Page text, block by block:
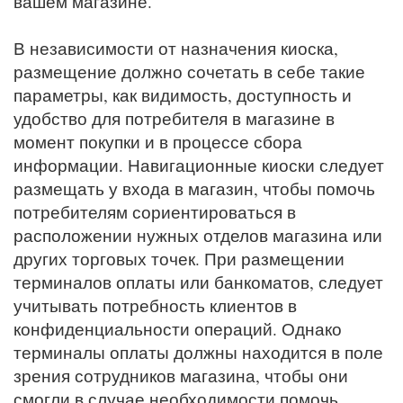
В независимости от назначения киоска,
размещение должно сочетать в себе такие
параметры, как видимость, доступность и
удобство для потребителя в магазине в
момент покупки и в процессе сбора
информации. Навигационные киоски следует
размещать у входа в магазин, чтобы помочь
потребителям сориентироваться в
расположении нужных отделов магазина или
других торговых точек. При размещении
терминалов оплаты или банкоматов, следует
учитывать потребность клиентов в
конфиденциальности операций. Однако
терминалы оплаты должны находится в поле
зрения сотрудников магазина, чтобы они